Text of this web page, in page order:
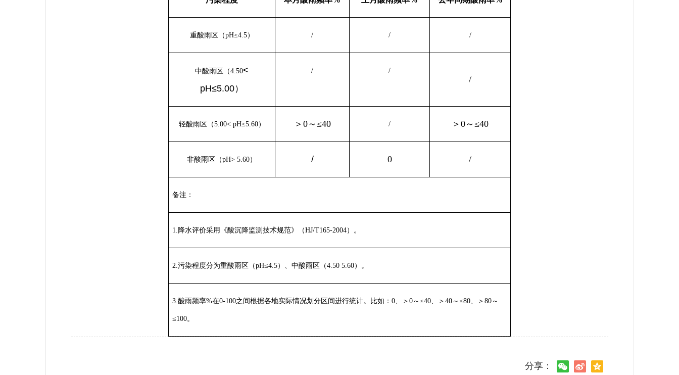
重酸雨区（pH≤4.5） / / /
中酸雨区（4.50<
pH≤5.00）
/ /
/
轻酸雨区（5.00< pH≤5.60） ＞0～≤40 / ＞0～≤40
非酸雨区（pH> 5.60） / 0 /
备注：
1.降水评价采用《酸沉降监测技术规范》（HJ/T165-2004）。
2.污染程度分为重酸雨区（pH≤4.5）、中酸雨区（4.50 5.60）。
3.酸雨频率%在0-100之间根据各地实际情况划分区间进行统计。比如：0、＞0～≤40、＞40～≤80、＞80～
≤100。
分享：